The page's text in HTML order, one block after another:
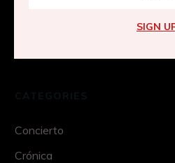
SIGN
Concierto
Crónica